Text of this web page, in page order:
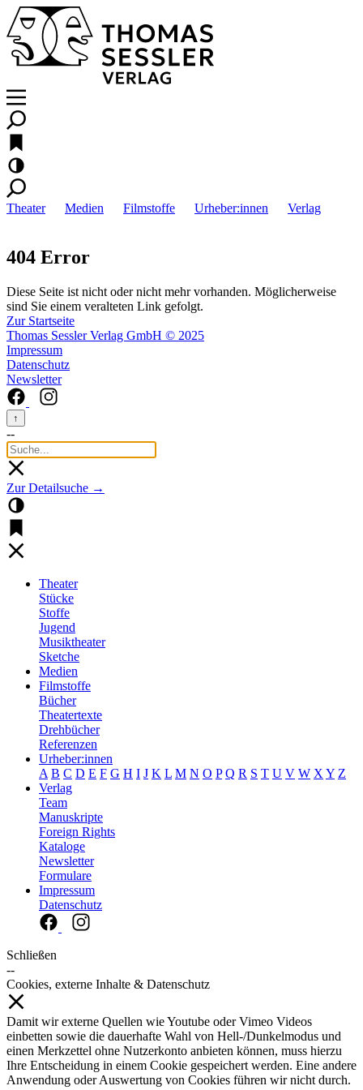
Theater Medien Filmstoffe Urheber:innen Verlag
404 Error
Diese Seite ist nicht oder nicht mehr vorhanden. Möglicherweise
sind Sie einem veralteten Link gefolgt.
Zur Startseite
Thomas Sessler Verlag GmbH © 2025
Impressum
Datenschutz
Newsletter
↑
--
Zur Detailsuche →
Theater
Stücke
Stoffe
Jugend
Musiktheater
Sketche
Medien
Filmstoffe
Bücher
Theatertexte
Drehbücher
Referenzen
Urheber:innen
A B C D E F G H I J K L M N O P Q R S T U V W X Y Z
Verlag
Team
Manuskripte
Foreign Rights
Kataloge
Newsletter
Formulare
Impressum
Datenschutz
Schließen
--
Cookies, externe Inhalte & Datenschutz
Damit wir externe Quellen wie Youtube oder Vimeo Videos
einbetten sowie die dauerhafte Wahl von Hell-/Dunkelmodus und
einen Merkzettel ohne Nutzerkonto anbieten können, muss hierzu
Ihre Entscheidung in einem Cookie gespeichert werden. Eine andere
Anwendung oder Auswertung von Cookies führen wir nicht durch.